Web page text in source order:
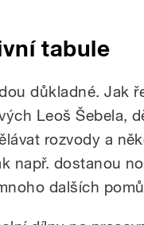
tabule
důkladné. Jak
Leoš Šebela,
rozvody a
např. dostanou
dalších